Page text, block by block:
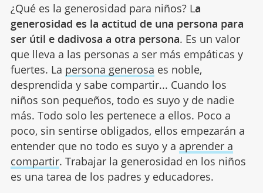
¿Qué es la generosidad para niños? La
generosidad es la actitud de una persona para
ser útil e dadivosa a otra persona. Es un valor
que lleva a las personas a ser más empáticas y
fuertes. La persona generosa es noble,
desprendida y sabe compartir... Cuando los
niños son pequeños, todo es suyo y de nadie
más. Todo solo les pertenece a ellos. Poco a
poco, sin sentirse obligados, ellos empezarán a
entender que no todo es suyo y a aprender a
compartir. Trabajar la generosidad en los niños
es una tarea de los padres y educadores.